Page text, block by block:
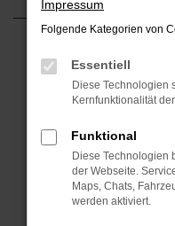
Fehler:
Beim Laden ist ein
Überprüfe
Laden andere
Suchmaschine?
Impressum
Folgende Kategorien von
Essentiell
Diese Technologien
Kernfunktionalität
Funktional
Diese Technologien
der Webseite.
Maps, Chats,
werden aktiviert.